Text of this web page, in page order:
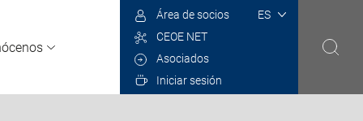
Select
Área de socios
CEOE NET
Asociados
Iniciar sesión